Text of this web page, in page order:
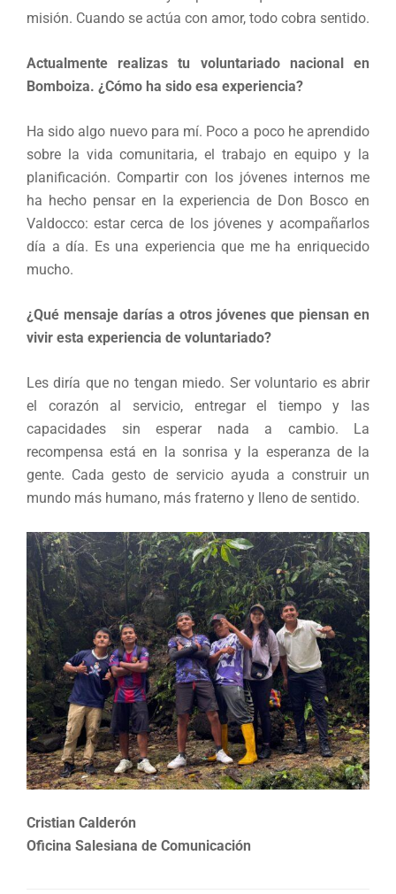
misión. Cuando se actúa con amor, todo cobra sentido.
Actualmente realizas tu voluntariado nacional en
Bomboiza. ¿Cómo ha sido esa experiencia?
Ha sido algo nuevo para mí. Poco a poco he aprendido
sobre la vida comunitaria, el trabajo en equipo y la
planificación. Compartir con los jóvenes internos me
ha hecho pensar en la experiencia de Don Bosco en
Valdocco: estar cerca de los jóvenes y acompañarlos
día a día. Es una experiencia que me ha enriquecido
mucho.
¿Qué mensaje darías a otros jóvenes que piensan en
vivir esta experiencia de voluntariado?
Les diría que no tengan miedo. Ser voluntario es abrir
el corazón al servicio, entregar el tiempo y las
capacidades sin esperar nada a cambio. La
recompensa está en la sonrisa y la esperanza de la
gente. Cada gesto de servicio ayuda a construir un
mundo más humano, más fraterno y lleno de sentido.
Cristian Calderón
Oficina Salesiana de Comunicación